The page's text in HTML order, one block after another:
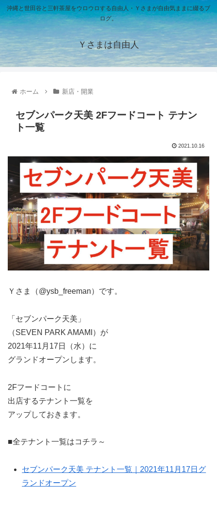
沖縄と世田谷と三軒茶屋をウロウロする自由人・Ｙさまが自由気ままに綴るブ
ログ。
Ｙさまは自由人
ホーム 新店・開業
セブンパーク天美 2Fフードコート テナン
ト一覧
2021.10.16
Ｙさま（@ysb_freeman）です。
「セブンパーク天美」
（SEVEN PARK AMAMI）が
2021年11月17日（水）に
グランドオープンします。
2Fフードコートに
出店するテナント一覧を
アップしておきます。
■全テナント一覧はコチラ～
セブンパーク天美 テナント一覧｜2021年11月17日グ
ランドオープン